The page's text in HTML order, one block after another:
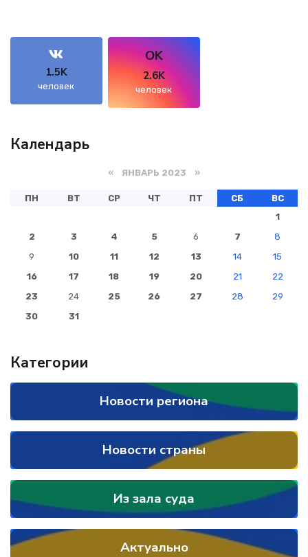
1.5K
человек
OK
2.6K
человек
Календарь
« ЯНВАРЬ 2023 »
ПН ВТ СР ЧТ ПТ СБ
ВС
1
2
3 4 5 6 7
8
9
10 11 12 13 14
15
16
17 18 19 20 21
22
23
24 25 26 27 28
29
30
31
Категории
Новости региона
Новости страны
Из зала суда
Актуально